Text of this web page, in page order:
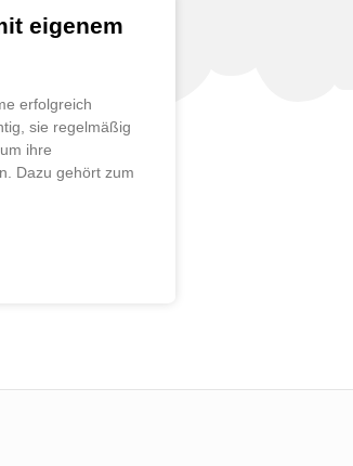
eigenem
erfolgreich
sie regelmäßig
ihre
Dazu gehört zum